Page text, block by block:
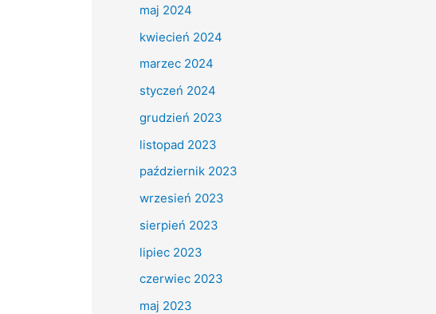
maj 2024
kwiecień 2024
marzec 2024
styczeń 2024
grudzień 2023
listopad 2023
październik 2023
wrzesień 2023
sierpień 2023
lipiec 2023
czerwiec 2023
maj 2023